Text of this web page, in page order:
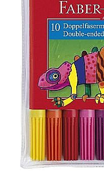
Ascutițori
Corectoare și lipici
Mine și rezerve
Cretă școlară și creativă
Accesorii școlare
Coperți caiete si cărți
Etichete școlare
Carnete pentru elevi
Lupe și articole educative
Foarfece școlare
Globuri pământești
Cutii sandwich și caserole
Umbrele pentru copii